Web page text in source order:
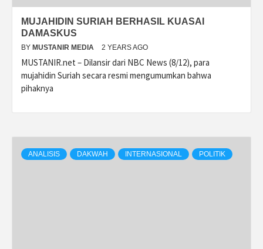
MUJAHIDIN SURIAH BERHASIL KUASAI
DAMASKUS
BY MUSTANIR MEDIA 2 YEARS AGO
MUSTANIR.net – Dilansir dari NBC News (8/12), para
mujahidin Suriah secara resmi mengumumkan bahwa
pihaknya
ANALISIS DAKWAH INTERNASIONAL POLITIK